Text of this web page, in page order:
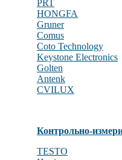
PRT
HONGFA
Gruner
Comus
Coto Technology
Keystone Electronics
Golten
Antenk
CVILUX
Контрольно-
TESTO